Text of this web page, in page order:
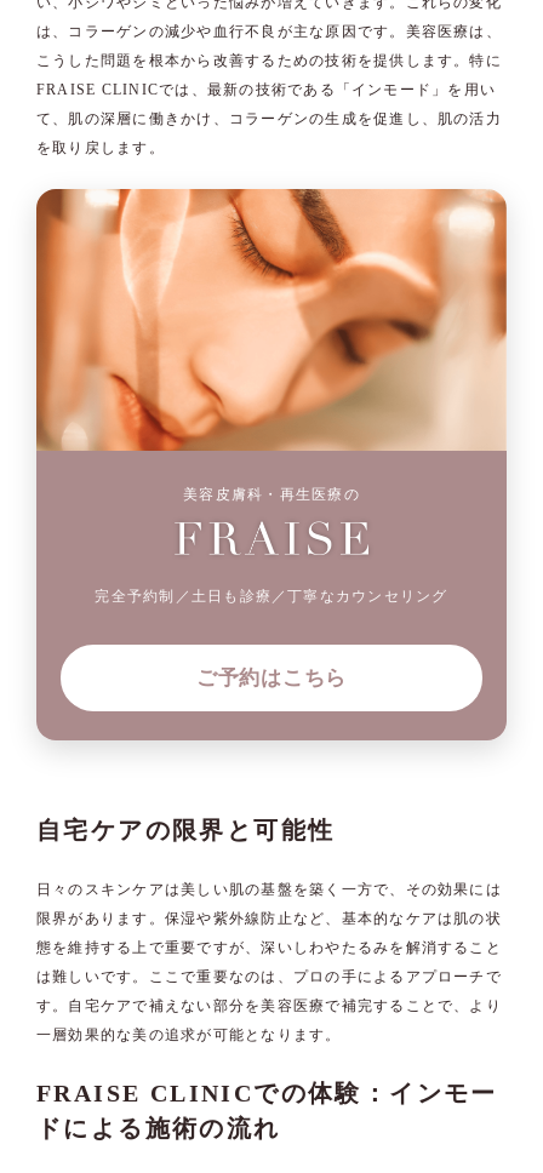
は、コラーゲンの減少や血行不良が主な原因です。美容医療は、
こうした問題を根本から改善するための技術を提供します。特に
FRAISE CLINICでは、最新の技術である「インモード」を用い
て、肌の深層に働きかけ、コラーゲンの生成を促進し、肌の活力
を取り戻します。
美容皮膚科・再生医療の
完全予約制／土日も診療／丁寧なカウンセリング
ご予約はこちら
自宅ケアの限界と可能性
日々のスキンケアは美しい肌の基盤を築く一方で、その効果には
限界があります。保湿や紫外線防止など、基本的なケアは肌の状
態を維持する上で重要ですが、深いしわやたるみを解消すること
は難しいです。ここで重要なのは、プロの手によるアプローチで
す。自宅ケアで補えない部分を美容医療で補完することで、より
一層効果的な美の追求が可能となります。
FRAISE CLINICでの体験：インモー
ドによる施術の流れ